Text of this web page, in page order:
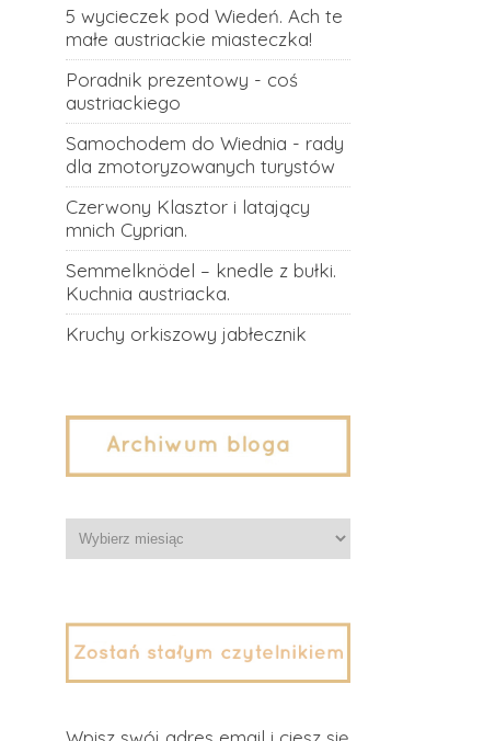
5 wycieczek pod Wiedeń. Ach te
małe austriackie miasteczka!
Poradnik prezentowy - coś
austriackiego
Samochodem do Wiednia - rady
dla zmotoryzowanych turystów
Czerwony Klasztor i latający
mnich Cyprian.
Semmelknödel – knedle z bułki.
Kuchnia austriacka.
Kruchy orkiszowy jabłecznik
Archiwa